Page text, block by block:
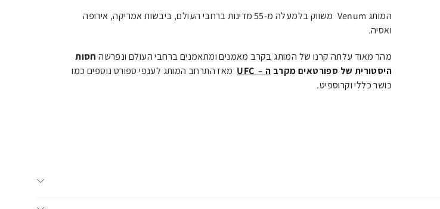
המותג Venum משווק בלמעלה מ-55
מדינות ברחבי העולם, ביבשות אמריקה, אירופה
ואסיה.
מהר מאוד עלתה קרנו של המותג בקרב מאמנים ומתאמנים ברחבי העולם ונפרשה חסות
היסטורית של ספורטאים מקרב ה –
מאז התרחב המותג לענפי ספורט נוספים כמו
כושר כללי וקרוספיט.